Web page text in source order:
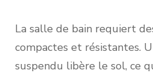
La salle de bain requiert
compactes et résistantes.
suspendu libère le sol, ce